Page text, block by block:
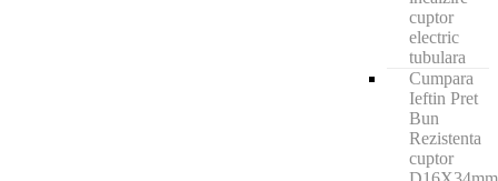
cuptor
electric
tubulara
Cumpara
Ieftin Pret
Bun
Rezistenta
cuptor